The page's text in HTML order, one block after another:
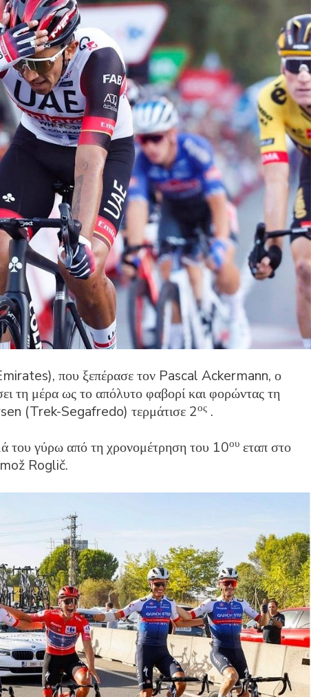
που ξεπέρασε τον Pascal Ackermann, ο
τη μέρα ως το απόλυτο φαβορί και φορώντας τη
(Trek-Segafredo) τερμάτισε 2ος .
του γύρω από τη χρονομέτρηση του 10ου εταπ στο
Roglič.